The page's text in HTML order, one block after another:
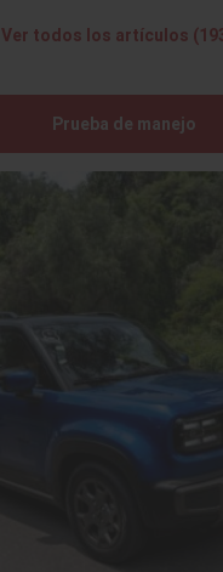
Ver todos los artículos
Prueba de manejo